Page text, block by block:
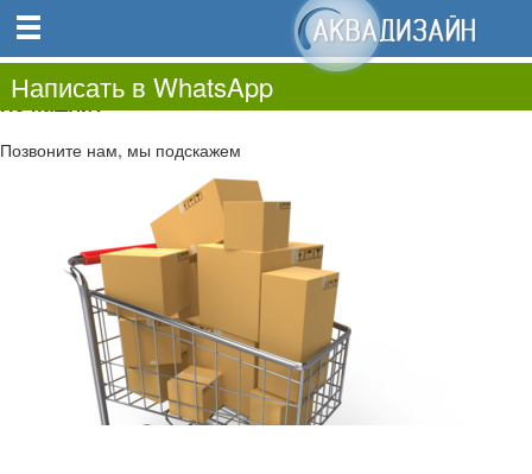
0.00
0
Не нашли?
Позвоните нам, мы подскажем
Написать в WhatsApp